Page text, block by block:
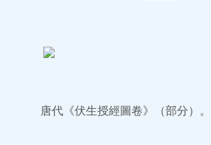
唐代《伏生授經圖卷》（部分）。